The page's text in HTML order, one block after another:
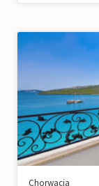
Chorwacja